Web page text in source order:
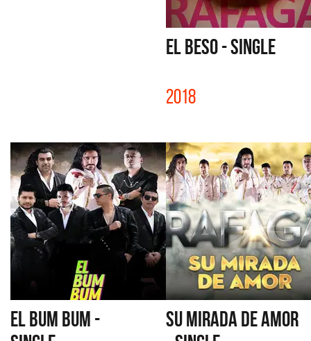
EL BESO - SINGLE
2018
EL BUM BUM -
SU MIRADA DE AMOR